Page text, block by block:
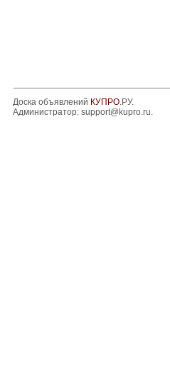
Доска объявлений КУПРО.РУ.
Администратор: support@kupro.ru.